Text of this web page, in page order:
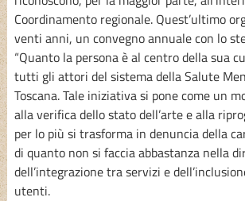
Coordinamento regionale. Quest’ultimo
venti anni, un convegno annuale con lo
“Quanto la persona è al centro della sua
tutti gli attori del sistema della Salute
Toscana. Tale iniziativa si pone come un
alla verifica dello stato dell’arte e alla
per lo più si trasforma in denuncia della
di quanto non si faccia abbastanza nella
dell’integrazione tra servizi e
utenti.